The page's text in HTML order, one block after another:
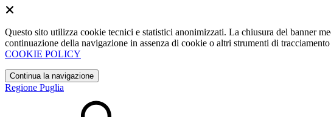
Questo sito utilizza cookie tecnici e statistici anonimizzati. La chiusura del banner
continuazione della navigazione in assenza di cookie o altri strumenti di
COOKIE POLICY
Continua la navigazione
Regione Puglia